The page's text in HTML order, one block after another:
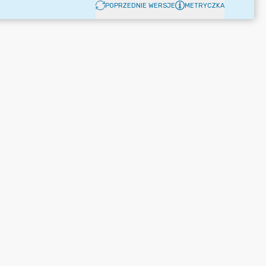
POPRZEDNIE WERSJE METRYCZKA